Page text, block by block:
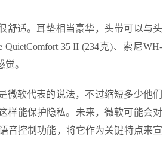
舒适。耳垫相当豪华，头带可以与头
35 II (234克)、索尼WH-
。
微软代表的说法，不过缩短多少他们
样能保护隐私。未来，微软可能会对
音控制功能，将它作为关键特点来宣